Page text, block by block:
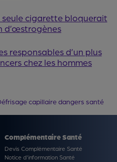
seule cigarette bloquerait
d’œstrogènes
responsables d’un plus
chez les hommes
capillaire dangers santé
Complémentaire Santé
Devis Complémentaire Santé
Notice d'information Santé